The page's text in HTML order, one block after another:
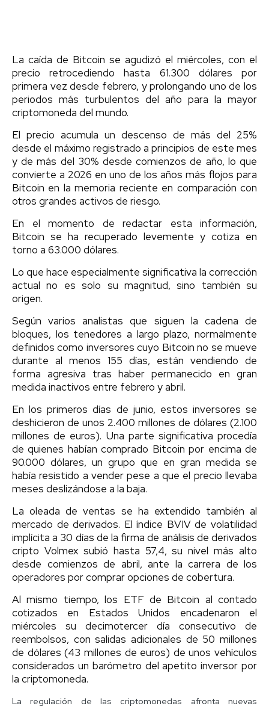
La caída de Bitcoin se agudizó el miércoles, con el
precio retrocediendo hasta 61.300 dólares por
primera vez desde febrero, y prolongando uno de los
periodos más turbulentos del año para la mayor
criptomoneda del mundo.
El precio acumula un descenso de más del 25%
desde el máximo registrado a principios de este mes
y de más del 30% desde comienzos de año, lo que
convierte a 2026 en uno de los años más flojos para
Bitcoin en la memoria reciente en comparación con
otros grandes activos de riesgo.
En el momento de redactar esta información,
Bitcoin se ha recuperado levemente y cotiza en
torno a 63.000 dólares.
Lo que hace especialmente significativa la corrección
actual no es solo su magnitud, sino también su
origen.
Según varios analistas que siguen la cadena de
bloques, los tenedores a largo plazo, normalmente
definidos como inversores cuyo Bitcoin no se mueve
durante al menos 155 días, están vendiendo de
forma agresiva tras haber permanecido en gran
medida inactivos entre febrero y abril.
En los primeros días de junio, estos inversores se
deshicieron de unos 2.400 millones de dólares (2.100
millones de euros). Una parte significativa procedía
de quienes habían comprado Bitcoin por encima de
90.000 dólares, un grupo que en gran medida se
había resistido a vender pese a que el precio llevaba
meses deslizándose a la baja.
La oleada de ventas se ha extendido también al
mercado de derivados. El índice BVIV de volatilidad
implícita a 30 días de la firma de análisis de derivados
cripto Volmex subió hasta 57,4, su nivel más alto
desde comienzos de abril, ante la carrera de los
operadores por comprar opciones de cobertura.
Al mismo tiempo, los ETF de Bitcoin al contado
cotizados en Estados Unidos encadenaron el
miércoles su decimotercer día consecutivo de
reembolsos, con salidas adicionales de 50 millones
de dólares (43 millones de euros) de unos vehículos
considerados un barómetro del apetito inversor por
la criptomoneda.
La regulación de las criptomonedas afronta nuevas